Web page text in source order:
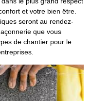
et votre bien être.
seront au rendez-
que vous
de chantier pour le